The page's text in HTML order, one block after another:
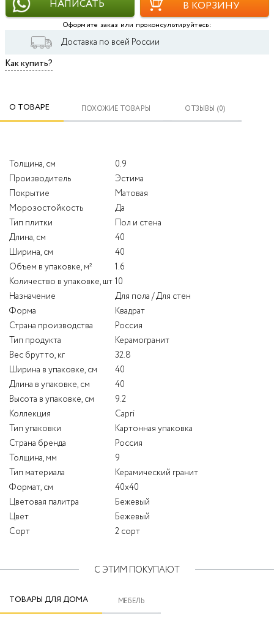
НАПИСАТЬ В КОРЗИНУ
Оформите заказ или проконсультируйтесь:
Доставка по всей России
Как купить?
О ТОВАРЕ ПОХОЖИЕ ТОВАРЫ ОТЗЫВЫ (0)
Толщина, см
0.9
Производитель
Эстима
Покрытие
Матовая
Морозостойкость
Да
Тип плитки
Пол и стена
Длина, см
40
Ширина, см
40
Объем в упаковке, м²
1.6
Количество в упаковке, шт 10
Назначение
Для пола / Для стен
Форма
Квадрат
Страна производства
Россия
Тип продукта
Керамогранит
Вес брутто, кг
32.8
Ширина в упаковке, см
40
Длина в упаковке, см
40
Высота в упаковке, см
9.2
Коллекция
Capri
Тип упаковки
Картонная упаковка
Страна бренда
Россия
Толщина, мм
9
Тип материала
Керамический гранит
Формат, см
40x40
Цветовая палитра
Бежевый
Цвет
Бежевый
Сорт
2 сорт
С ЭТИМ ПОКУПАЮТ
ТОВАРЫ ДЛЯ ДОМА МЕБЕЛЬ